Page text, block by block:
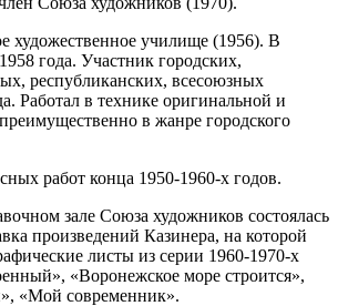
художественное училище (1956). В
года. Участник городских,
республиканских, всесоюзных
Работал в технике оригинальной и
в жанре городского
работ конца 1950-1960-х годов.
зале Союза художников состоялась
произведений Казинера, на которой
листы из серии 1960-1970-х
«Воронежское море строится»,
«Мой современник».